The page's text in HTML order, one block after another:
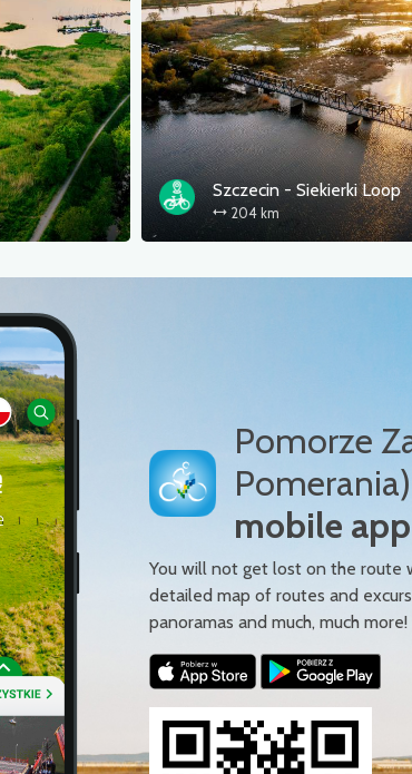
Szczecin - Siekierki Loop
204 km
Pomorze
Pomerania)
mobile app
You will not get lost on the route
detailed map of routes and
panoramas and much, much more!